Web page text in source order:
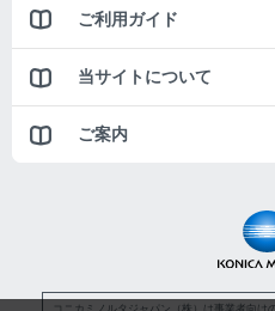
ご利用ガイド
当サイトについて
ご案内